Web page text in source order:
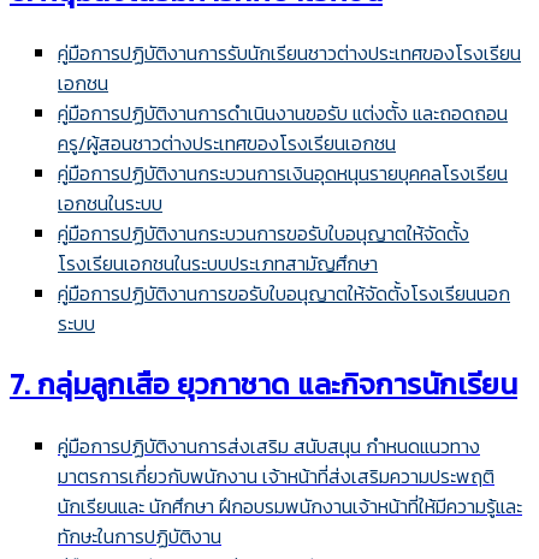
คู่มือการปฏิบัติงานการรับนักเรียนชาวต่างประเทศของโรงเรียน
เอกชน
คู่มือการปฏิบัติงานการดำเนินงานขอรับ แต่งตั้ง และถอดถอน
ครู/ผู้สอนชาวต่างประเทศของโรงเรียนเอกชน
คู่มือการปฏิบัติงานกระบวนการเงินอุดหนุนรายบุคคลโรงเรียน
เอกชนในระบบ
คู่มือการปฏิบัติงานกระบวนการขอรับใบอนุญาตให้จัดตั้ง
โรงเรียนเอกชนในระบบประเภทสามัญศึกษา
คู่มือการปฏิบัติงานการขอรับใบอนุญาตให้จัดตั้งโรงเรียนนอก
ระบบ
7. กลุ่มลูกเสือ ยุวกาชาด และกิจการนักเรียน
คู่มือการปฏิบัติงานการส่งเสริม สนับสนุน กำหนดแนวทาง
มาตรการเกี่ยวกับพนักงาน เจ้าหน้าที่ส่งเสริมความประพฤติ
นักเรียนและ นักศึกษา ฝึกอบรมพนักงานเจ้าหน้าที่ให้มีความรู้และ
ทักษะในการปฏิบัติงาน